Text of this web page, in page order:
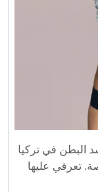
البطن في تركيا
تعرفي عليها